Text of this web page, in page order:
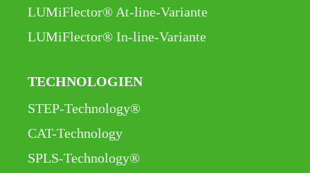
LUMiFlector® At-line-Variante
LUMiFlector® In-line-Variante
TECHNOLOGIEN
Navigation
überspringen
STEP-Technology®
CAT-Technology
SPLS-Technology®